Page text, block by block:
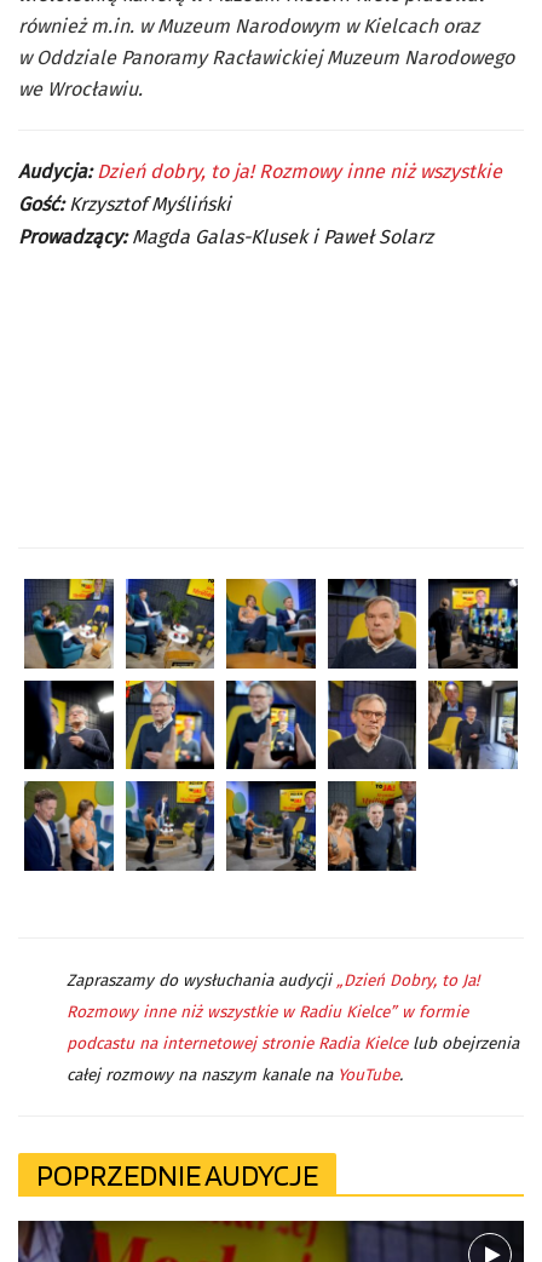
również m.in. w Muzeum Narodowym w Kielcach oraz
w Oddziale Panoramy Racławickiej Muzeum Narodowego
we Wrocławiu.
Audycja:Dzień dobry, to ja! Rozmowy inne niż wszystkie
Gość:Krzysztof Myśliński
Prowadzący:Magda Galas-Klusek i Paweł Solarz
Zapraszamy do wysłuchania audycji „Dzień Dobry, to Ja!
Rozmowy inne niż wszystkie w Radiu Kielce” w formie
podcastu na internetowej stronie Radia Kielcelub obejrzenia
całej rozmowy na naszym kanale na YouTube.
POPRZEDNIE AUDYCJE